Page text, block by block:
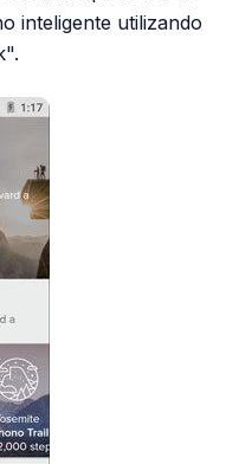
inteligente utilizando